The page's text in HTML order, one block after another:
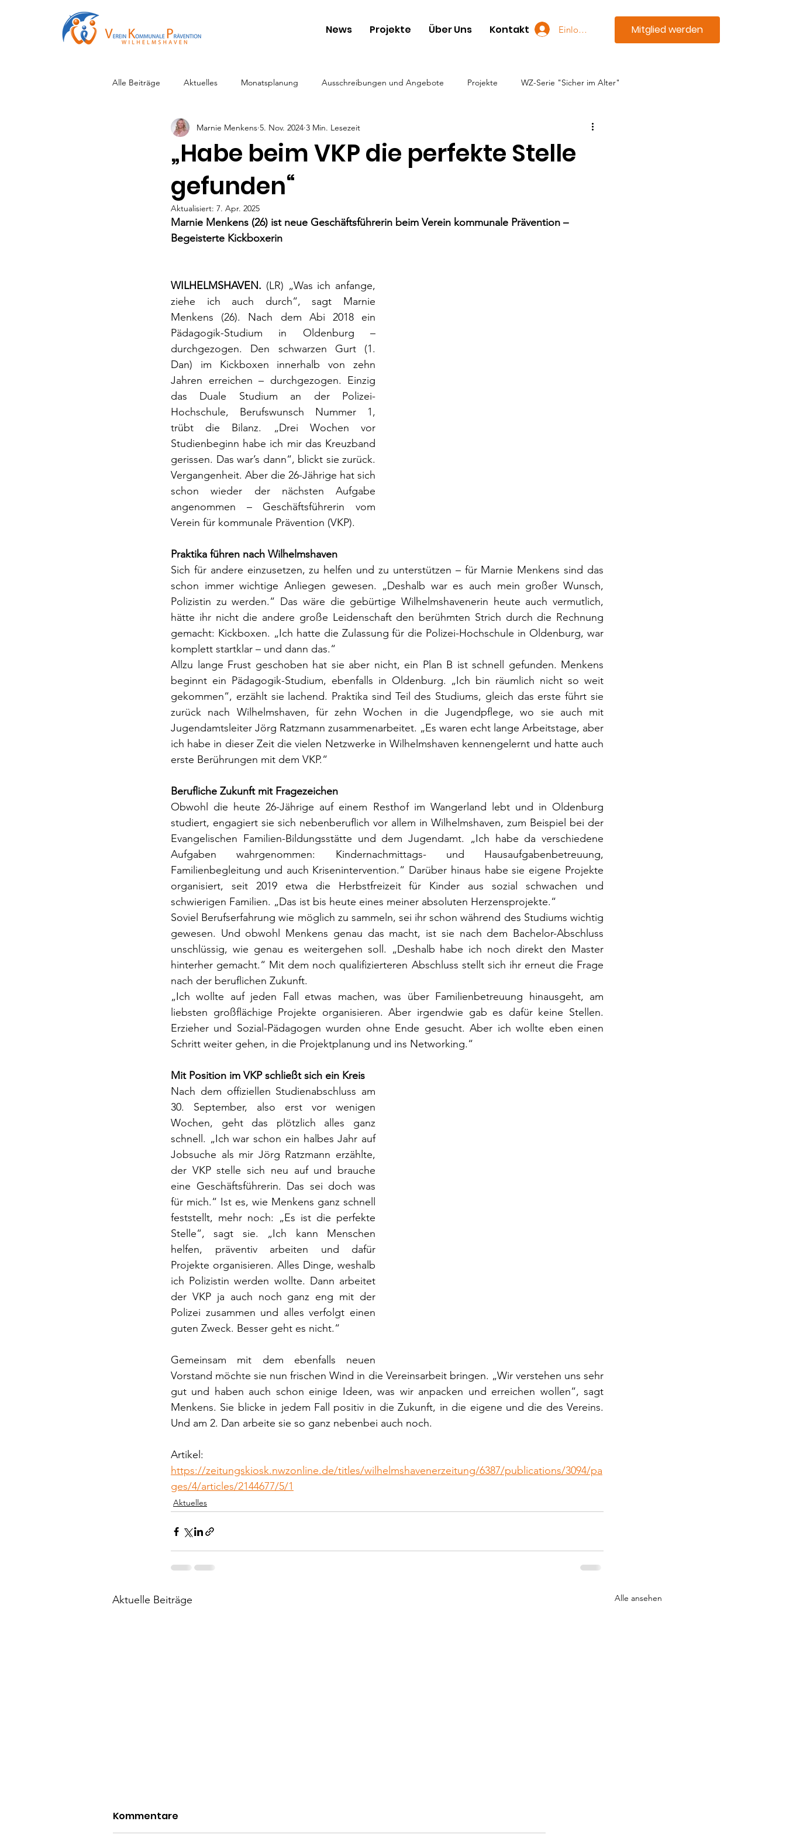
News Projekte Über Uns Kontakt Einloggen Mitglied werden
Alle Beiträge Aktuelles Monatsplanung Ausschreibungen und Angebote Projekte WZ-Serie "Sicher im Alter"
„Habe beim VKP die perfekte Stelle
gefunden“
Marnie Menkens 5. Nov. 2024 3 Min. Lesezeit
Aktualisiert: 7. Apr. 2025
Marnie Menkens (26) ist neue Geschäftsführerin beim Verein kommunale Prävention –
Begeisterte Kickboxerin
WILHELMSHAVEN. (LR) „Was ich anfange,
ziehe ich auch durch“, sagt Marnie
Menkens (26). Nach dem Abi 2018 ein
Pädagogik-Studium in Oldenburg –
durchgezogen. Den schwarzen Gurt (1.
Dan) im Kickboxen innerhalb von zehn
Jahren erreichen – durchgezogen. Einzig
das Duale Studium an der Polizei-
Hochschule, Berufswunsch Nummer 1,
trübt die Bilanz. „Drei Wochen vor
Studienbeginn habe ich mir das Kreuzband
gerissen. Das war’s dann“, blickt sie zurück.
Vergangenheit. Aber die 26-Jährige hat sich
schon wieder der nächsten Aufgabe
angenommen – Geschäftsführerin vom
Verein für kommunale Prävention (VKP).
Praktika führen nach Wilhelmshaven
Sich für andere einzusetzen, zu helfen und zu unterstützen – für Marnie Menkens sind das
schon immer wichtige Anliegen gewesen. „Deshalb war es auch mein großer Wunsch,
Polizistin zu werden.“ Das wäre die gebürtige Wilhelmshavenerin heute auch vermutlich,
hätte ihr nicht die andere große Leidenschaft den berühmten Strich durch die Rechnung
gemacht: Kickboxen. „Ich hatte die Zulassung für die Polizei-Hochschule in Oldenburg, war
komplett startklar – und dann das.“
Allzu lange Frust geschoben hat sie aber nicht, ein Plan B ist schnell gefunden. Menkens
beginnt ein Pädagogik-Studium, ebenfalls in Oldenburg. „Ich bin räumlich nicht so weit
gekommen“, erzählt sie lachend. Praktika sind Teil des Studiums, gleich das erste führt sie
zurück nach Wilhelmshaven, für zehn Wochen in die Jugendpflege, wo sie auch mit
Jugendamtsleiter Jörg Ratzmann zusammenarbeitet. „Es waren echt lange Arbeitstage, aber
ich habe in dieser Zeit die vielen Netzwerke in Wilhelmshaven kennengelernt und hatte auch
erste Berührungen mit dem VKP.“
Berufliche Zukunft mit Fragezeichen
Obwohl die heute 26-Jährige auf einem Resthof im Wangerland lebt und in Oldenburg
studiert, engagiert sie sich nebenberuflich vor allem in Wilhelmshaven, zum Beispiel bei der
Evangelischen Familien-Bildungsstätte und dem Jugendamt. „Ich habe da verschiedene
Aufgaben wahrgenommen: Kindernachmittags- und Hausaufgabenbetreuung,
Familienbegleitung und auch Krisenintervention.“ Darüber hinaus habe sie eigene Projekte
organisiert, seit 2019 etwa die Herbstfreizeit für Kinder aus sozial schwachen und
schwierigen Familien. „Das ist bis heute eines meiner absoluten Herzensprojekte.“
Soviel Berufserfahrung wie möglich zu sammeln, sei ihr schon während des Studiums wichtig
gewesen. Und obwohl Menkens genau das macht, ist sie nach dem Bachelor-Abschluss
unschlüssig, wie genau es weitergehen soll. „Deshalb habe ich noch direkt den Master
hinterher gemacht.“ Mit dem noch qualifizierteren Abschluss stellt sich ihr erneut die Frage
nach der beruflichen Zukunft.
„Ich wollte auf jeden Fall etwas machen, was über Familienbetreuung hinausgeht, am
liebsten großflächige Projekte organisieren. Aber irgendwie gab es dafür keine Stellen.
Erzieher und Sozial-Pädagogen wurden ohne Ende gesucht. Aber ich wollte eben einen
Schritt weiter gehen, in die Projektplanung und ins Networking.“
Mit Position im VKP schließt sich ein Kreis
Nach dem offiziellen Studienabschluss am
30. September, also erst vor wenigen
Wochen, geht das plötzlich alles ganz
schnell. „Ich war schon ein halbes Jahr auf
Jobsuche als mir Jörg Ratzmann erzählte,
der VKP stelle sich neu auf und brauche
eine Geschäftsführerin. Das sei doch was
für mich.“ Ist es, wie Menkens ganz schnell
feststellt, mehr noch: „Es ist die perfekte
Stelle“, sagt sie. „Ich kann Menschen
helfen, präventiv arbeiten und dafür
Projekte organisieren. Alles Dinge, weshalb
ich Polizistin werden wollte. Dann arbeitet
der VKP ja auch noch ganz eng mit der
Polizei zusammen und alles verfolgt einen
guten Zweck. Besser geht es nicht.“
Gemeinsam mit dem ebenfalls neuen
Vorstand möchte sie nun frischen Wind in die Vereinsarbeit bringen. „Wir verstehen uns sehr
gut und haben auch schon einige Ideen, was wir anpacken und erreichen wollen“, sagt
Menkens. Sie blicke in jedem Fall positiv in die Zukunft, in die eigene und die des Vereins.
Und am 2. Dan arbeite sie so ganz nebenbei auch noch.
https://zeitungskiosk.nwzonline.de/titles/wilhelmshavenerzeitung/6387/publications/3094/pa
ges/4/articles/2144677/5/1
Aktuelles
Aktuelle Beiträge Alle ansehen
Kommentare